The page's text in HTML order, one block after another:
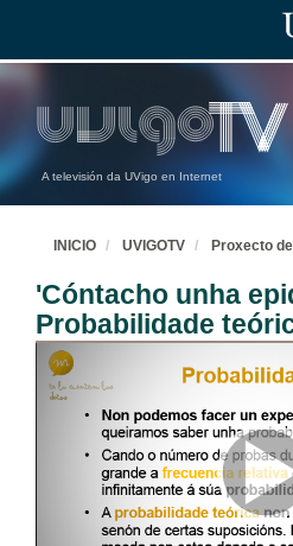
A televisión da UVigo en Internet
INICIO UVIGOTV Proxecto
'Cóntacho unha
Probabilidade